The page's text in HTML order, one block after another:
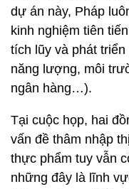
dự án này, Pháp
kinh nghiệm tiên
tích lũy và phát
năng lượng, môi
ngân hàng…).
Tại cuộc họp, hai
vấn đề thâm nhập
thực phẩm tuy vẫn
những đây là lĩnh